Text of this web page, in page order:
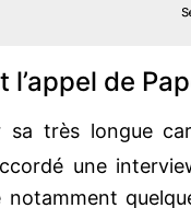
l’appel de
sa très longue
une